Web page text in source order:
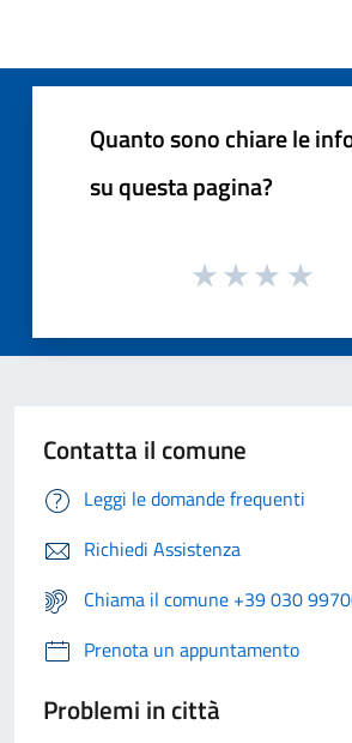
Quanto sono chiare le
su questa pagina?
Contatta il comune
Leggi le domande frequenti
Richiedi Assistenza
Chiama il comune +39 030
Prenota un appuntamento
Problemi in città